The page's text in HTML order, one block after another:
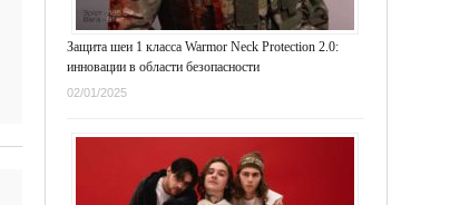
Защита шеи 1 класса Warmor Neck Protection 2.0:
инновации в области безопасности
02/01/2025